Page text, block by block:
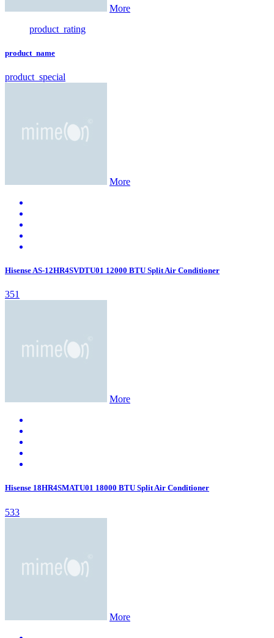
More
product_rating
product_name
product_special
More
Hisense AS-12HR4SVDTU01 12000 BTU Split Air Conditioner
351
More
Hisense 18HR4SMATU01 18000 BTU Split Air Conditioner
533
More